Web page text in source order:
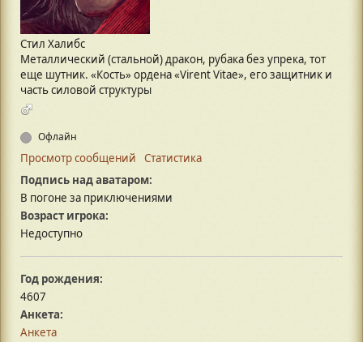
Стил Халибс
Металлический (стальной) дракон, рубака без упрека, тот
еще шутник. «Кость» ордена «Virent Vitae», его защитник и
часть силовой структуры
Офлайн
Просмотр сообщений
Статистика
Подпись над аватаром:
В погоне за приключениями
Возраст игрока:
Недоступно
Год рождения:
4607
Анкета:
Анкета